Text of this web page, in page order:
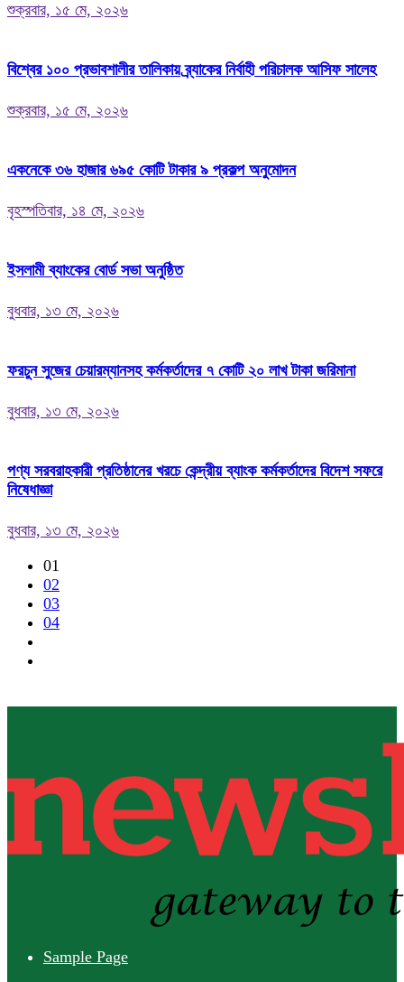
শুক্রবার, ১৫ মে, ২০২৬
বিশ্বের ১০০ প্রভাবশালীর তালিকায় ব্র্যাকের নির্বাহী পরিচালক আসিফ সালেহ
শুক্রবার, ১৫ মে, ২০২৬
একনেকে ৩৬ হাজার ৬৯৫ কোটি টাকার ৯ প্রকল্প অনুমোদন
বৃহস্পতিবার, ১৪ মে, ২০২৬
ইসলামী ব্যাংকের বোর্ড সভা অনুষ্ঠিত
বুধবার, ১৩ মে, ২০২৬
ফরচুন সুজের চেয়ারম্যানসহ কর্মকর্তাদের ৭ কোটি ২০ লাখ টাকা জরিমানা
বুধবার, ১৩ মে, ২০২৬
পণ্য সরবরাহকারী প্রতিষ্ঠানের খরচে কেন্দ্রীয় ব্যাংক কর্মকর্তাদের বিদেশ সফরে
নিষেধাজ্ঞা
বুধবার, ১৩ মে, ২০২৬
01
02
03
04
Sample Page